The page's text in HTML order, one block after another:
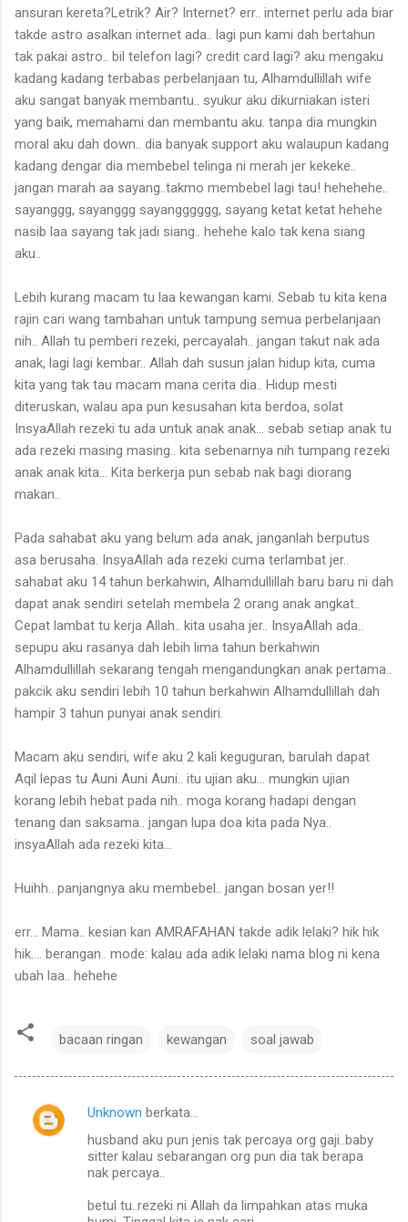
ansuran kereta?Letrik? Air? Internet? err.. internet perlu ada biar
takde astro asalkan internet ada.. lagi pun kami dah bertahun
tak pakai astro.. bil telefon lagi? credit card lagi? aku mengaku
kadang kadang terbabas perbelanjaan tu, Alhamdullillah wife
aku sangat banyak membantu.. syukur aku dikurniakan isteri
yang baik, memahami dan membantu aku. tanpa dia mungkin
moral aku dah down.. dia banyak support aku walaupun kadang
kadang dengar dia membebel telinga ni merah jer kekeke..
jangan marah aa sayang..takmo membebel lagi tau! hehehehe..
sayanggg, sayanggg sayangggggg, sayang ketat ketat hehehe
nasib laa sayang tak jadi siang.. hehehe kalo tak kena siang
aku..
Lebih kurang macam tu laa kewangan kami. Sebab tu kita kena
rajin cari wang tambahan untuk tampung semua perbelanjaan
nih.. Allah tu pemberi rezeki, percayalah.. jangan takut nak ada
anak, lagi lagi kembar.. Allah dah susun jalan hidup kita, cuma
kita yang tak tau macam mana cerita dia.. Hidup mesti
diteruskan, walau apa pun kesusahan kita berdoa, solat
InsyaAllah rezeki tu ada untuk anak anak... sebab setiap anak tu
ada rezeki masing masing.. kita sebenarnya nih tumpang rezeki
anak anak kita... Kita berkerja pun sebab nak bagi diorang
makan..
Pada sahabat aku yang belum ada anak, janganlah berputus
asa berusaha. InsyaAllah ada rezeki cuma terlambat jer..
sahabat aku 14 tahun berkahwin, Alhamdullillah baru baru ni dah
dapat anak sendiri setelah membela 2 orang anak angkat..
Cepat lambat tu kerja Allah.. kita usaha jer.. InsyaAllah ada..
sepupu aku rasanya dah lebih lima tahun berkahwin
Alhamdullillah sekarang tengah mengandungkan anak pertama..
pakcik aku sendiri lebih 10 tahun berkahwin Alhamdullillah dah
hampir 3 tahun punyai anak sendiri.
Macam aku sendiri, wife aku 2 kali keguguran, barulah dapat
Aqil lepas tu Auni Auni Auni.. itu ujian aku... mungkin ujian
korang lebih hebat pada nih.. moga korang hadapi dengan
tenang dan saksama.. jangan lupa doa kita pada Nya..
insyaAllah ada rezeki kita...
Huihh.. panjangnya aku membebel.. jangan bosan yer!!
err... Mama.. kesian kan AMRAFAHAN takde adik lelaki? hik hik
hik.... berangan.. mode: kalau ada adik lelaki nama blog ni kena
ubah laa.. hehehe
bacaan ringan kewangan soal jawab
U
Unknown berkata…
husband aku pun jenis tak percaya org gaji..baby
sitter kalau sebarangan org pun dia tak berapa
nak percaya..
betul tu..rezeki ni Allah da limpahkan atas muka